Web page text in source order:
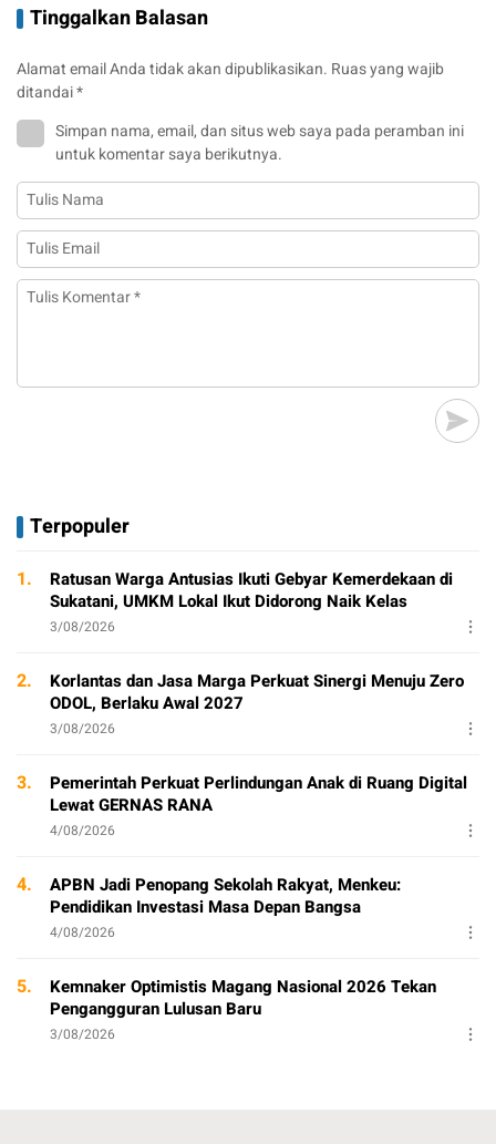
Tinggalkan Balasan
Alamat email Anda tidak akan dipublikasikan. Ruas yang wajib
ditandai*
Simpan nama, email, dan situs web saya pada peramban ini
untuk komentar saya berikutnya.
Terpopuler
1.
Ratusan Warga Antusias Ikuti Gebyar Kemerdekaan di
Sukatani, UMKM Lokal Ikut Didorong Naik Kelas
3/08/2026
2.
Korlantas dan Jasa Marga Perkuat Sinergi Menuju Zero
ODOL, Berlaku Awal 2027
3/08/2026
3.
Pemerintah Perkuat Perlindungan Anak di Ruang Digital
Lewat GERNAS RANA
4/08/2026
4.
APBN Jadi Penopang Sekolah Rakyat, Menkeu:
Pendidikan Investasi Masa Depan Bangsa
4/08/2026
5.
Kemnaker Optimistis Magang Nasional 2026 Tekan
Pengangguran Lulusan Baru
3/08/2026